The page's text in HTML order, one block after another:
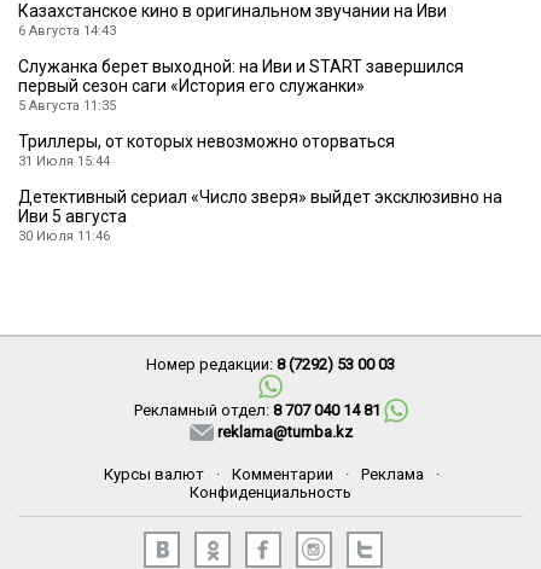
Казахстанское кино в оригинальном звучании на Иви
6 Августа 14:43
Служанка берет выходной: на Иви и START завершился
первый сезон саги «История его служанки»
5 Августа 11:35
Триллеры, от которых невозможно оторваться
31 Июля 15:44
Детективный сериал «Число зверя» выйдет эксклюзивно на
Иви 5 августа
30 Июля 11:46
Номер редакции: 8 (7292) 53 00 03
Рекламный отдел: 8 707 040 14 81
reklama@tumba.kz
Курсы валют · Комментарии · Реклама
·
Конфиденциальность